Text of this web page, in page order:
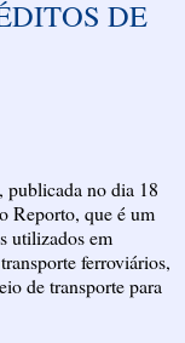
DE
publicada no dia 18
Reporto, que é um
utilizados em
ferroviários,
de transporte para